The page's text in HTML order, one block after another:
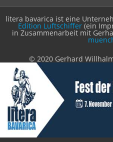
litera bavarica ist eine
Edition Luftschiffer(ein
in Zusammenarbeit mit
© 2020 Gerhard